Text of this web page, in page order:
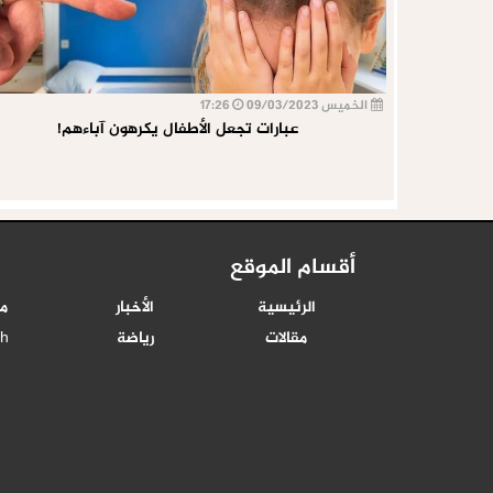
الخميس 09/03/2023
عبارات تجعل الأطفال يكرهون آباءهم!
أقسام الموقع
الرئيسية الأخبار
مقالات
رياضة